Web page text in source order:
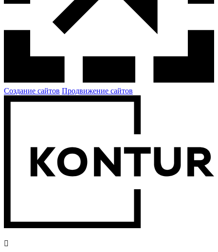
Создание сайтов Продвижение сайтов
